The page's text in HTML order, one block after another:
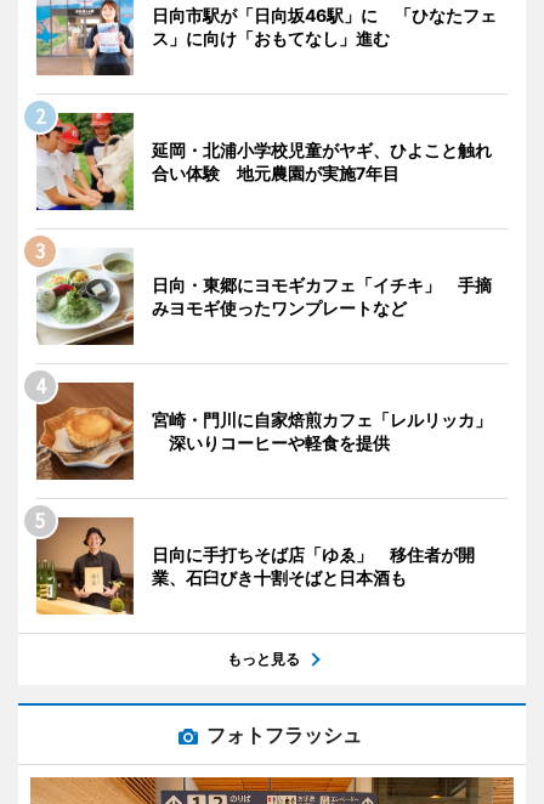
日向市駅が「日向坂46駅」に 「ひなたフェ
ス」に向け「おもてなし」進む
延岡・北浦小学校児童がヤギ、ひよこと触れ
合い体験 地元農園が実施7年目
日向・東郷にヨモギカフェ「イチキ」 手摘
みヨモギ使ったワンプレートなど
宮崎・門川に自家焙煎カフェ「レルリッカ」
深いりコーヒーや軽食を提供
日向に手打ちそば店「ゆゑ」 移住者が開
業、石臼びき十割そばと日本酒も
もっと見る
フォトフラッシュ